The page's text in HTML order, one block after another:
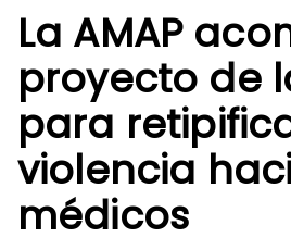
La AMAP
proyecto de
para
violencia
médicos